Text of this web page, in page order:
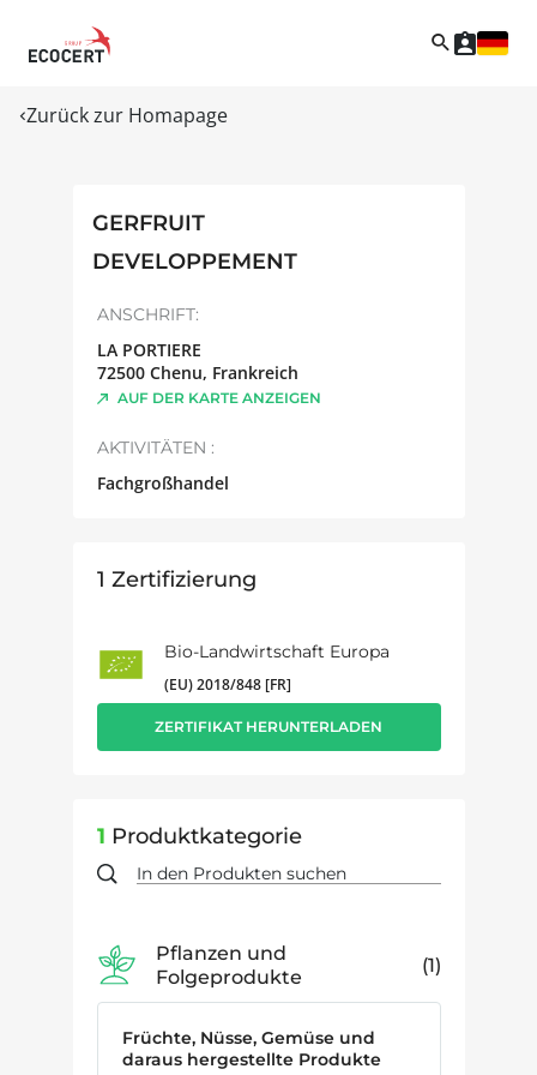
Zurück zur Homapage
GERFRUIT
DEVELOPPEMENT
ANSCHRIFT:
LA PORTIERE
72500 Chenu, Frankreich
AUF DER KARTE ANZEIGEN
AKTIVITÄTEN :
Fachgroßhandel
1 Zertifizierung
Bio-Landwirtschaft Europa
(EU) 2018/848 [FR]
ZERTIFIKAT HERUNTERLADEN
1 Produktkategorie
Pflanzen und
Folgeprodukte
1
Früchte, Nüsse, Gemüse und
daraus hergestellte Produkte